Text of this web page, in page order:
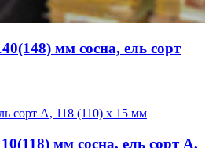
мм сосна, ель сорт
мм сосна, ель сорт A,